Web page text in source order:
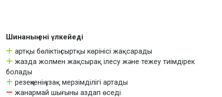
Шинаның ені үлкейеді
артқы бөліктің сыртқы көрінісі жақсарады
жазда жолмен жақсырақ ілесу және тежеу тиімдірек
болады
резеңкенің ұзақ мерзімділігі артады
жанармай шығыны аздап өседі